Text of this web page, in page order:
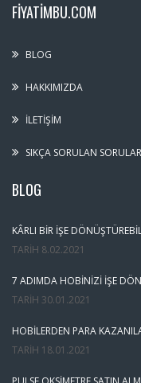
FIYATIMBU.COM
BLOG
HAKKIMIZDA
İLETIŞIM
SIKÇA SORULAN SORULAR
BLOG
KÂRLI BIR İŞE
TARIH 8.02.2021
7 ADIMDA HOBINIZI İŞE
TARIH 30.01.2021
HOBILERDEN PARA
TARIH 18.01.2021